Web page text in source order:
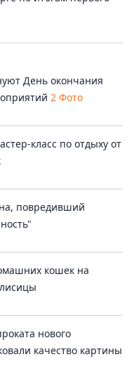
День окончания
2 Фото
класс по отдыху от
повредивший
кошек на
нового
качество картины